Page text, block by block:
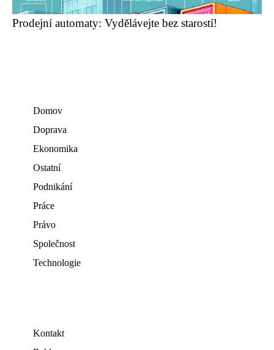
Prodejní automaty: Vydělávejte bez starostí!
Domov
Doprava
Ekonomika
Ostatní
Podnikání
Práce
Právo
Společnost
Technologie
Kontakt